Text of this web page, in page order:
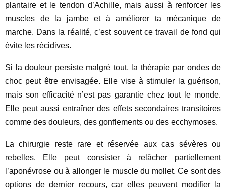
plantaire et le tendon d’Achille, mais aussi à renforcer les
muscles de la jambe et à améliorer ta mécanique de
marche. Dans la réalité, c’est souvent ce travail de fond qui
évite les récidives.
Si la douleur persiste malgré tout, la thérapie par ondes de
choc peut être envisagée. Elle vise à stimuler la guérison,
mais son efficacité n’est pas garantie chez tout le monde.
Elle peut aussi entraîner des effets secondaires transitoires
comme des douleurs, des gonflements ou des ecchymoses.
La chirurgie reste rare et réservée aux cas sévères ou
rebelles. Elle peut consister à relâcher partiellement
l’aponévrose ou à allonger le muscle du mollet. Ce sont des
options de dernier recours, car elles peuvent modifier la